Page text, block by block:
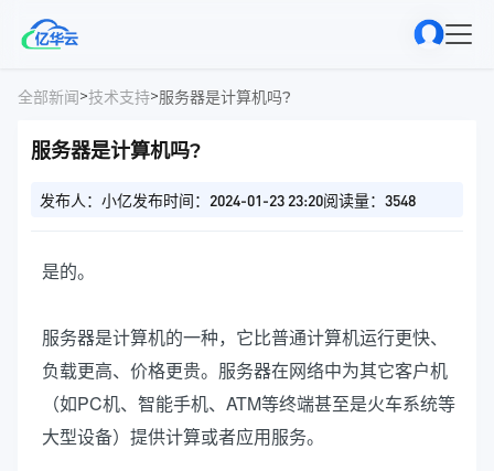
全部新闻>技术支持>服务器是计算机吗?
服务器是计算机吗?
发布人：小亿发布时间：2024-01-23 23:20阅读量：3548
是的。
服务器是计算机的一种，它比普通计算机运行更快、
负载更高、价格更贵。服务器在网络中为其它客户机
（如PC机、智能手机、ATM等终端甚至是火车系统等
大型设备）提供计算或者应用服务。